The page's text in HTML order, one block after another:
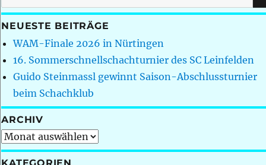
nach:
NEUESTE BEITRÄGE
WAM-Finale 2026 in Nürtingen
16. Sommerschnellschachturnier des SC Leinfelden
Guido Steinmassl gewinnt Saison-Abschlussturnier
beim Schachklub
ARCHIV
Archiv